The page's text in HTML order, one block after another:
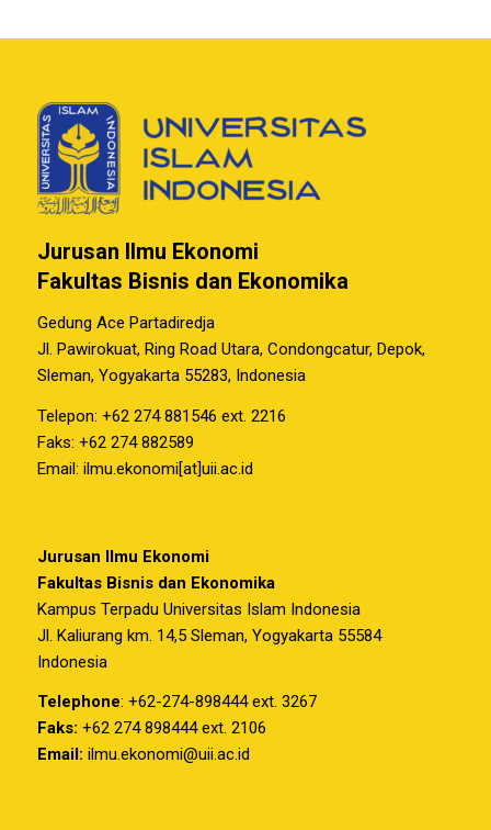
Jurusan Ilmu Ekonomi
Fakultas Bisnis dan Ekonomika
Gedung Ace Partadiredja
Jl. Pawirokuat, Ring Road Utara, Condongcatur, Depok,
Sleman, Yogyakarta 55283, Indonesia
Telepon: +62 274 881546 ext. 2216
Faks: +62 274 882589
Email: ilmu.ekonomi[at]uii.ac.id
Jurusan Ilmu Ekonomi
Fakultas Bisnis dan Ekonomika
Kampus Terpadu Universitas Islam Indonesia
Jl. Kaliurang km. 14,5 Sleman, Yogyakarta 55584
Indonesia
Telephone: +62-274-898444 ext. 3267
Faks: +62 274 898444 ext. 2106
Email: ilmu.ekonomi@uii.ac.id